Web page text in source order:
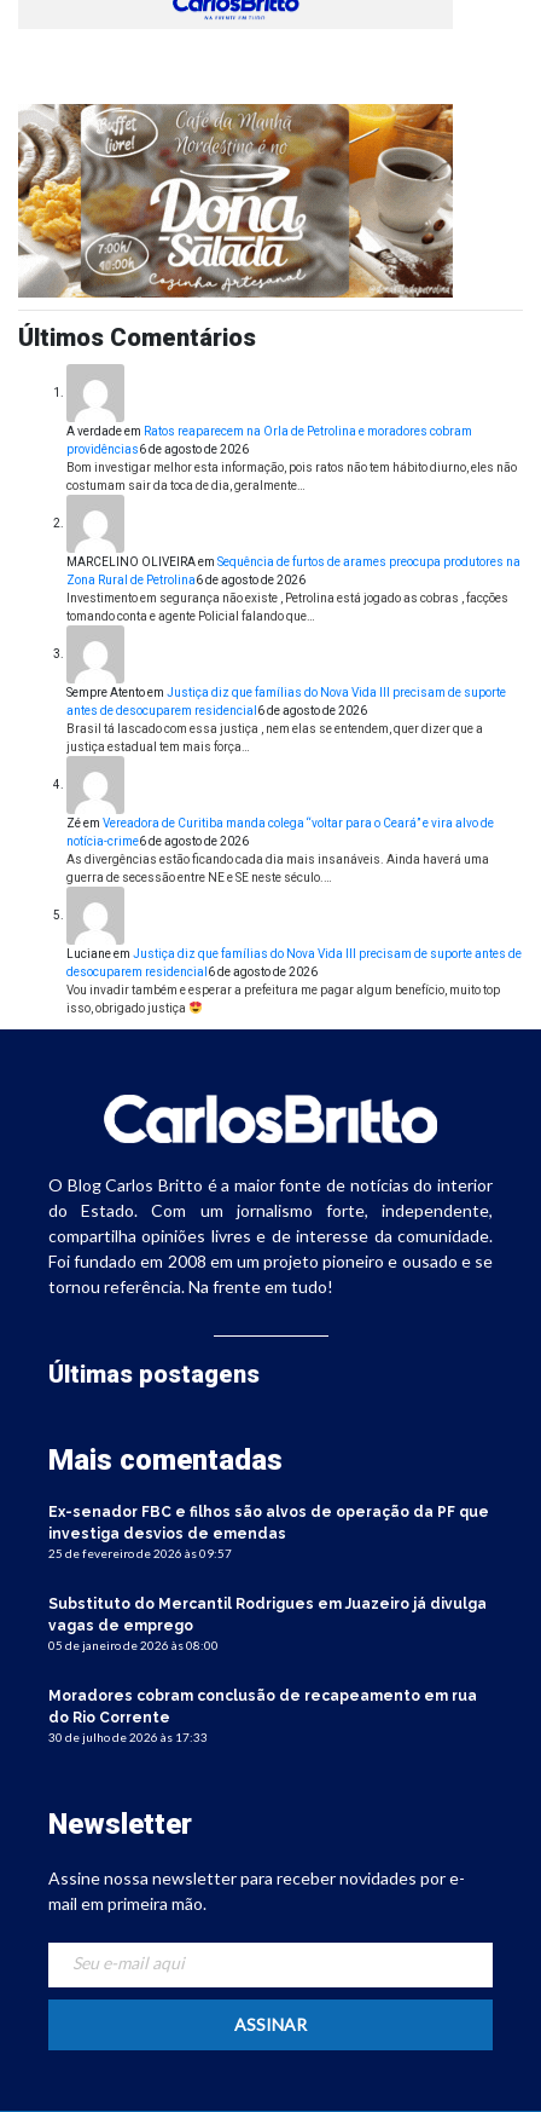
Últimos Comentários
A verdadeem Ratos reaparecem na Orla de Petrolina e moradores cobram
providências6 de agosto de 2026
Bom investigar melhor esta informação, pois ratos não tem hábito diurno, eles não
costumam sair da toca de dia, geralmente…
MARCELINO OLIVEIRAem Sequência de furtos de arames preocupa produtores na
Zona Rural de Petrolina6 de agosto de 2026
Investimento em segurança não existe , Petrolina está jogado as cobras , facções
tomando conta e agente Policial falando que…
Sempre Atentoem Justiça diz que famílias do Nova Vida III precisam de suporte
antes de desocuparem residencial 6 de agosto de 2026
Brasil tá lascado com essa justiça , nem elas se entendem, quer dizer que a
justiça estadual tem mais força…
Zéem Vereadora de Curitiba manda colega “voltar para o Ceará” e vira alvo de
notícia-crime6 de agosto de 2026
As divergências estão ficando cada dia mais insanáveis. Ainda haverá uma
guerra de secessão entre NE e SE neste século.…
Lucianeem Justiça diz que famílias do Nova Vida III precisam de suporte antes de
desocuparem residencial 6 de agosto de 2026
Vou invadir também e esperar a prefeitura me pagar algum benefício, muito top
isso, obrigado justiça
O Blog Carlos Britto é a maior fonte de notícias do interior
do Estado. Com um jornalismo forte, independente,
compartilha opiniões livres e de interesse da comunidade.
Foi fundado em 2008 em um projeto pioneiro e ousado e se
tornou referência. Na frente em tudo!
Últimas postagens
Mais comentadas
Ex-senador FBC e filhos são alvos de operação da PF que
investiga desvios de emendas
25 de fevereiro de 2026 às 09:57
Substituto do Mercantil Rodrigues em Juazeiro já divulga
vagas de emprego
05 de janeiro de 2026 às 08:00
Moradores cobram conclusão de recapeamento em rua
do Rio Corrente
30 de julho de 2026 às 17:33
Newsletter
Assine nossa newsletter para receber novidades por e-
mail em primeira mão.